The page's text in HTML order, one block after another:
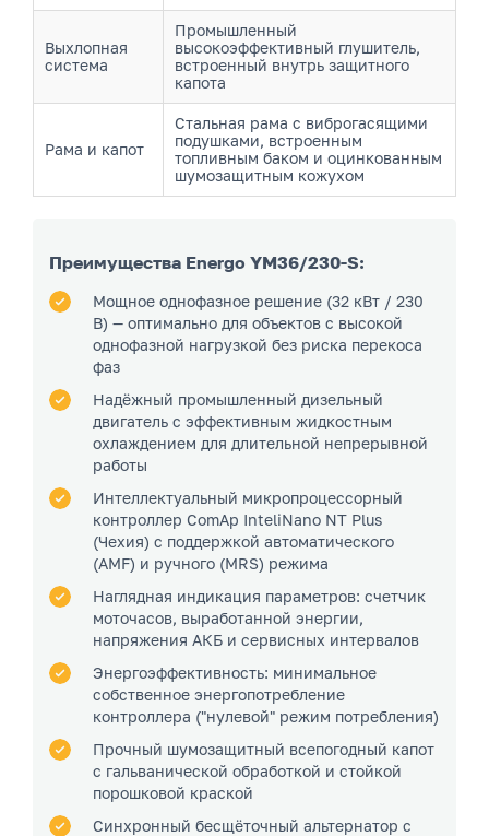
Выхлопная
система
Промышленный
высокоэффективный глушитель,
встроенный внутрь защитного
капота
Рама и капот
Стальная рама с виброгасящими
подушками, встроенным
топливным баком и оцинкованным
шумозащитным кожухом
Преимущества Energo YM36/230-S:
Мощное однофазное решение (32 кВт / 230
В) — оптимально для объектов с высокой
однофазной нагрузкой без риска перекоса
фаз
Надёжный промышленный дизельный
двигатель с эффективным жидкостным
охлаждением для длительной непрерывной
работы
Интеллектуальный микропроцессорный
контроллер ComAp InteliNano NT Plus
(Чехия) с поддержкой автоматического
(AMF) и ручного (MRS) режима
Наглядная индикация параметров: счетчик
моточасов, выработанной энергии,
напряжения АКБ и сервисных интервалов
Энергоэффективность: минимальное
собственное энергопотребление
контроллера ("нулевой" режим потребления)
Прочный шумозащитный всепогодный капот
с гальванической обработкой и стойкой
порошковой краской
Синхронный бесщёточный альтернатор с